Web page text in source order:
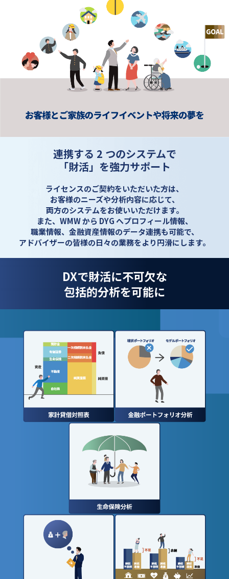
連携する 2 つのシステムで
「財活」を強力サポート
ライセンスのご契約をいただいた方は、
お客様のニーズや分析内容に応じて、
両方のシステムをお使いいただけます。
また、WMW から DYG へプロフィール情報、
職業情報、金融資産情報のデータ連携も可能で、
アドバイザーの皆様の日々の業務をより円滑にします。
DXで財活に不可欠な
包括的分析を可能に